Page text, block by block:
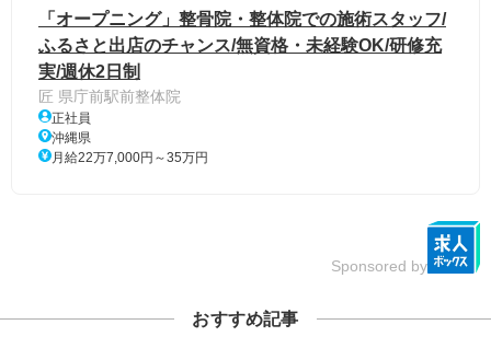
「オープニング」整骨院・整体院での施術スタッフ/
ふるさと出店のチャンス/無資格・未経験OK/研修充
実/週休2日制
匠 県庁前駅前整体院
正社員
沖縄県
月給22万7,000円～35万円
Sponsored by
おすすめ記事